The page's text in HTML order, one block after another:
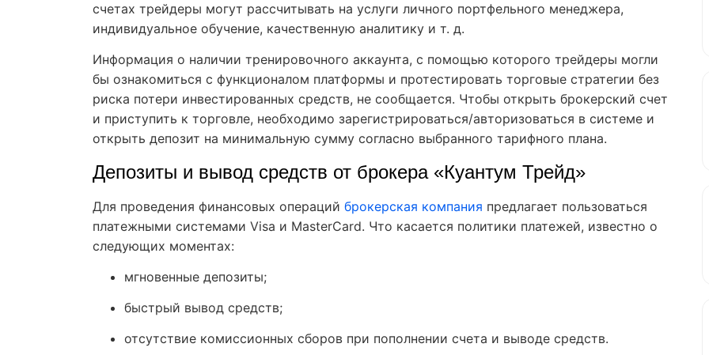
счетах трейдеры могут рассчитывать на услуги личного портфельного менеджера,
индивидуальное обучение, качественную аналитику и т. д.
Информация о наличии тренировочного аккаунта, с помощью которого трейдеры могли
бы ознакомиться с функционалом платформы и протестировать торговые стратегии без
риска потери инвестированных средств, не сообщается. Чтобы открыть брокерский счет
и приступить к торговле, необходимо зарегистрироваться/авторизоваться в системе и
открыть депозит на минимальную сумму согласно выбранного тарифного плана.
Депозиты и вывод средств от брокера «Куантум Трейд»
Для проведения финансовых операций брокерская компания предлагает пользоваться
платежными системами Visa и MasterCard. Что касается политики платежей, известно о
следующих моментах:
мгновенные депозиты;
быстрый вывод средств;
отсутствие комиссионных сборов при пополнении счета и выводе средств.